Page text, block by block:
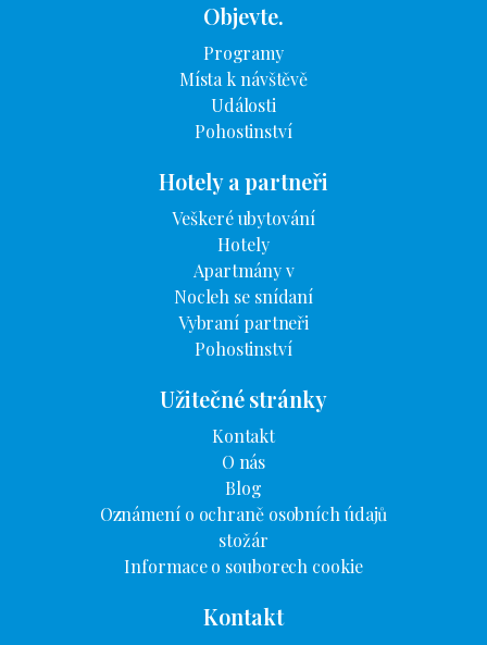
Objevte.
Programy
Místa k návštěvě
Události
Pohostinství
Hotely a partneři
Veškeré ubytování
Hotely
Apartmány v
Nocleh se snídaní
Vybraní partneři
Pohostinství
Užitečné stránky
Kontakt
O nás
Blog
Oznámení o ochraně osobních údajů
stožár
Informace o souborech cookie
Kontakt